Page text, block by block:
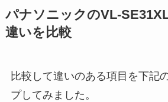
パナソニックのVL-
違いを比較
比較して違いのある項目を下記
プしてみました。